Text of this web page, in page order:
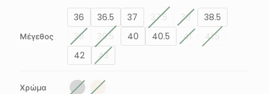
Μέγεθος
36 36.5 37 37.5 38
38.5
39
39.5 40 40.5 41
41.5
42
43
Χρώμα